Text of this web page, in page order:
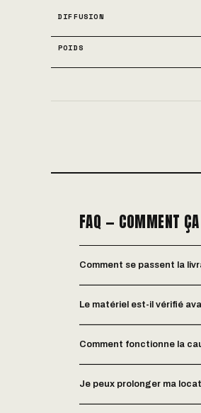
DIFFUSION
POIDS
FAQ — COMMENT
Comment se passent la
Le matériel est-il vérifié
Comment fonctionne la
Je peux prolonger ma